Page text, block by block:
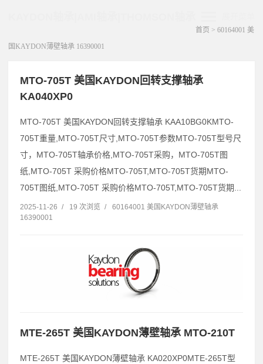
首页 > 60164001 美
国KAYDON薄壁轴承 16390001
MTO-705T 美国KAYDON回转支撑轴承
KA040XP0
MTO-705T 美国KAYDON回转支撑轴承 KAA10BG0KMTO-
705T重量,MTO-705T尺寸,MTO-705T参数MTO-705T型号尺
寸，MTO-705T轴承价格,MTO-705T采购，MTO-705T图
纸,MTO-705T 采购价格MTO-705T,MTO-705T货期MTO-
705T图纸,MTO-705T 采购价格MTO-705T,MTO-705T货期...
2025-11-26 / 19 次浏览 /
60164001 美国KAYDON薄壁轴承
16390001
MTE-265T 美国KAYDON薄壁轴承 MTO-210T
MTE-265T 美国KAYDON薄壁轴承 KA020XP0MTE-265T型